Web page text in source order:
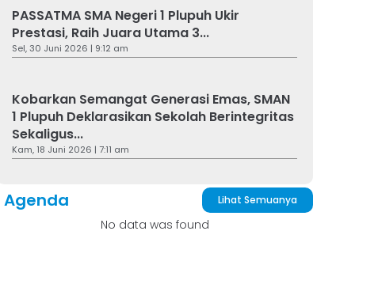
PASSATMA SMA Negeri 1 Plupuh Ukir
Prestasi, Raih Juara Utama 3...
Sel, 30 Juni 2026 | 9:12 am
Kobarkan Semangat Generasi Emas, SMAN
1 Plupuh Deklarasikan Sekolah Berintegritas
Sekaligus...
Kam, 18 Juni 2026 | 7:11 am
Agenda Lihat Semuanya
No data was found